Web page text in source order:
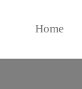
Home